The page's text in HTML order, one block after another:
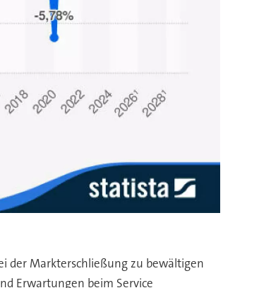
der Markterschließung zu bewältigen
Erwartungen beim Service